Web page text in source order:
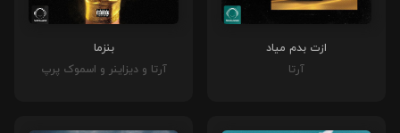
ازت بدم میاد
آرتا
بنزما
آرتا و دیزاینر و اسموک پرپ